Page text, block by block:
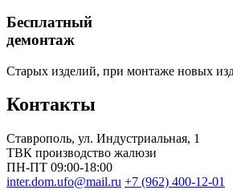
Бесплатный
демонтаж
Старых изделий, при монтаже новых
Контакты
Ставрополь, ул. Индустриальная, 1
ТВК производство жалюзи
ПН-ПТ 09:00-18:00
inter.dom.ufo@mail.ru +7 (962) 400-12-01